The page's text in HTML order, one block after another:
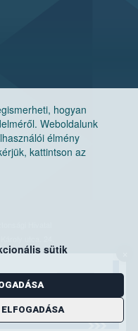
hogyan
Weboldalunk
élmény
kattintson az
sütik
Hivatal
Pf. 30.
244
9000